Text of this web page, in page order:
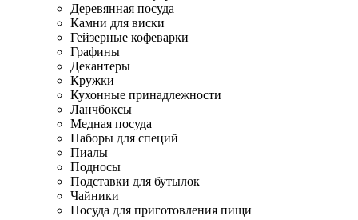
Деревянная посуда
Камни для виски
Гейзерные кофеварки
Графины
Декантеры
Кружки
Кухонные принадлежности
Ланчбоксы
Медная посуда
Наборы для специй
Пиалы
Подносы
Подставки для бутылок
Чайники
Посуда для приготовления пищи